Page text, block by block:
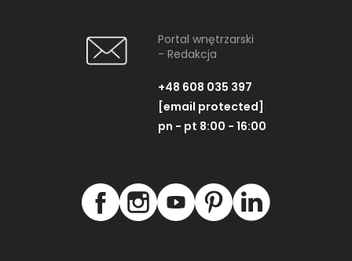
Portal wnętrzarski
- Redakcja
+48 608 035 397
[email protected]
pn - pt 8:00 - 16:00